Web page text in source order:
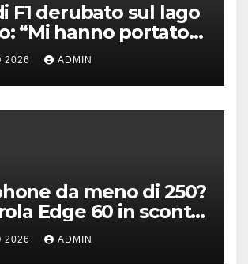
F1 derubato sul lago
“Mi hanno portato
2026 ADMIN
da meno di 250?
Edge 60 in sconto
è il modello
2026 ADMIN